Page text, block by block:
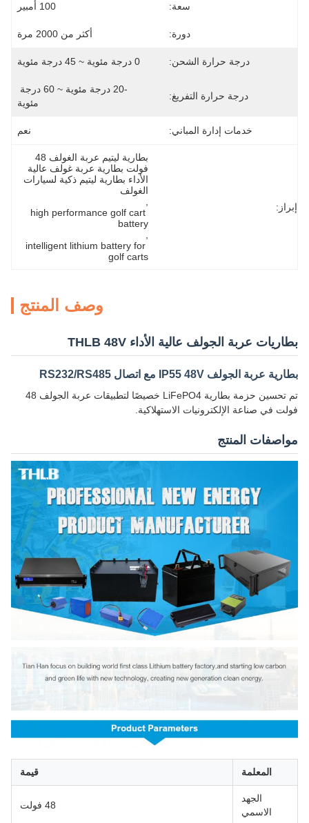
سعة: 100 أمبير
دورة: أكثر من 2000 مرة
درجة حرارة الشحن: 0 درجة مئوية ~ 45 درجة مئوية
درجة حرارة التفريغ:
مئوية
خدمات إدارة المباني: نعم
إبراز:
الغولف
high performance golf cart
battery
intelligent lithium battery for
golf carts
وصف المنتج
بطاريات عربة الجولف عالية الأداء THLB 48V
بطارية عربة الجولف IP55 48V مع اتصال RS232/RS485
تم تحسين حزمة بطارية LiFePO4 خصيصًا لتطبيقات عربة الجولف 48
فولت في صناعة الإلكترونيات الاستهلاكية.
مواصفات المنتج
المعلمة قيمة
الجهد
الاسمي
48 فولت